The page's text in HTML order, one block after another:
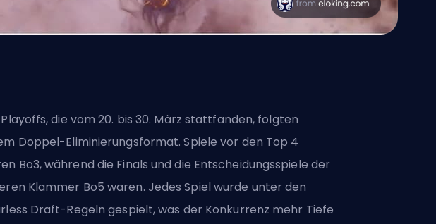
die vom 20. bis 30. März stattfanden, folgten
Doppel-Eliminierungsformat. Spiele vor den Top 4
Bo3, während die Finals und die Entscheidungsspiele der
Klammer Bo5 waren. Jedes Spiel wurde unter den
Draft-Regeln gespielt, was der Konkurrenz mehr Tiefe